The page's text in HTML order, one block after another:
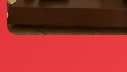
YouTube